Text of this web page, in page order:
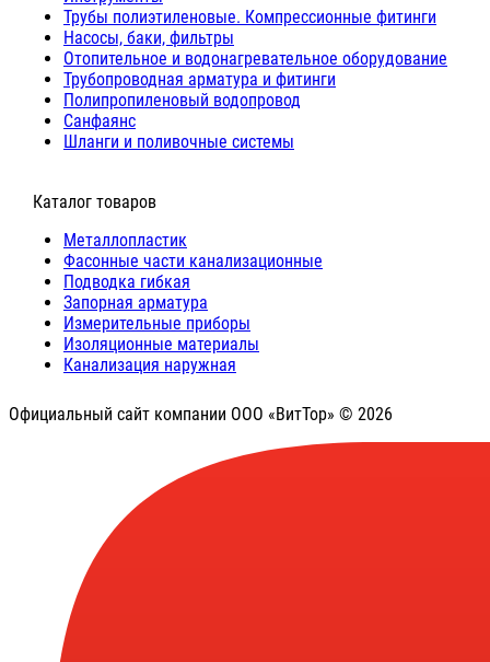
Трубы полиэтиленовые. Компрессионные фитинги
Насосы, баки, фильтры
Отопительное и водонагревательное оборудование
Трубопроводная арматура и фитинги
Полипропиленовый водопровод
Санфаянс
Шланги и поливочные системы
⠀Каталог товаров
Металлопластик
Фасонные части канализационные
Подводка гибкая
Запорная арматура
Измерительные приборы
Изоляционные материалы
Канализация наружная
Официальный сайт компании ООО «ВитТор» © 2026